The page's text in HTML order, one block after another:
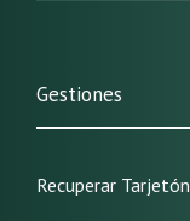
Gestiones
Recuperar Tarjetón